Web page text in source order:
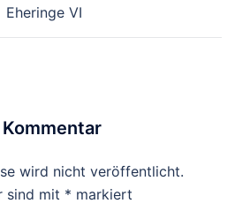
Eheringe VI
wird nicht veröffentlicht.
sind mit * markiert